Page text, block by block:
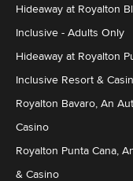
Hideaway at Royalton
Inclusive - Adults Only
Hideaway at Royalton
Inclusive Resort &
Royalton Bavaro, An
Casino
Royalton Punta Cana,
& Casino